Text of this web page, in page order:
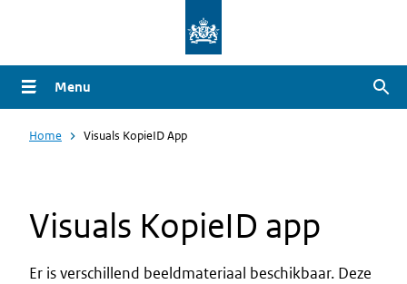
naar
de
gaan
Menu
Home Visuals KopieID App
Visuals KopieID app
Er is verschillend beeldmateriaal beschikbaar. Deze